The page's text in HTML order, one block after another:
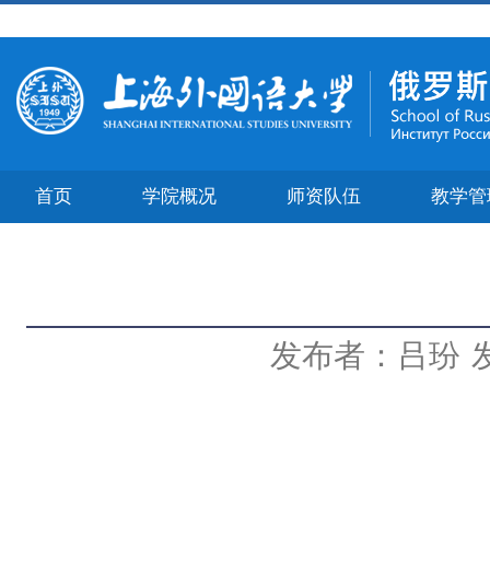
首页 学院概况 师资队伍 教学
发布者：吕玢